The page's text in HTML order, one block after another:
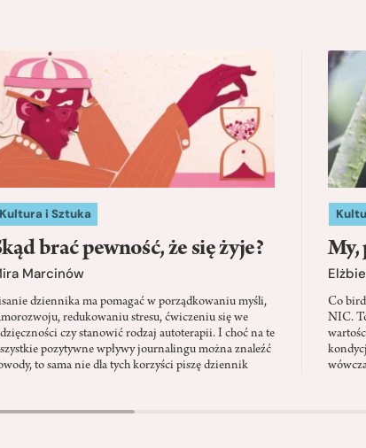
Kultura i Sztuka
brać pewność, że się żyje?
Marcinów
dziennika ma pomagać w porządkowaniu myśli,
redukowaniu stresu, ćwiczeniu się we
czy stanowić rodzaj autoterapii. I choć na te
pozytywne wpływy journalingu można znaleźć
to sama nie dla tych korzyści piszę dziennik
My,
Co
NIC.